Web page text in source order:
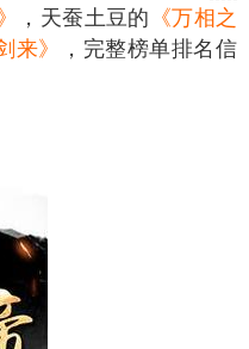
，天蚕土豆的 《万相之
来》
，完整榜单排名信